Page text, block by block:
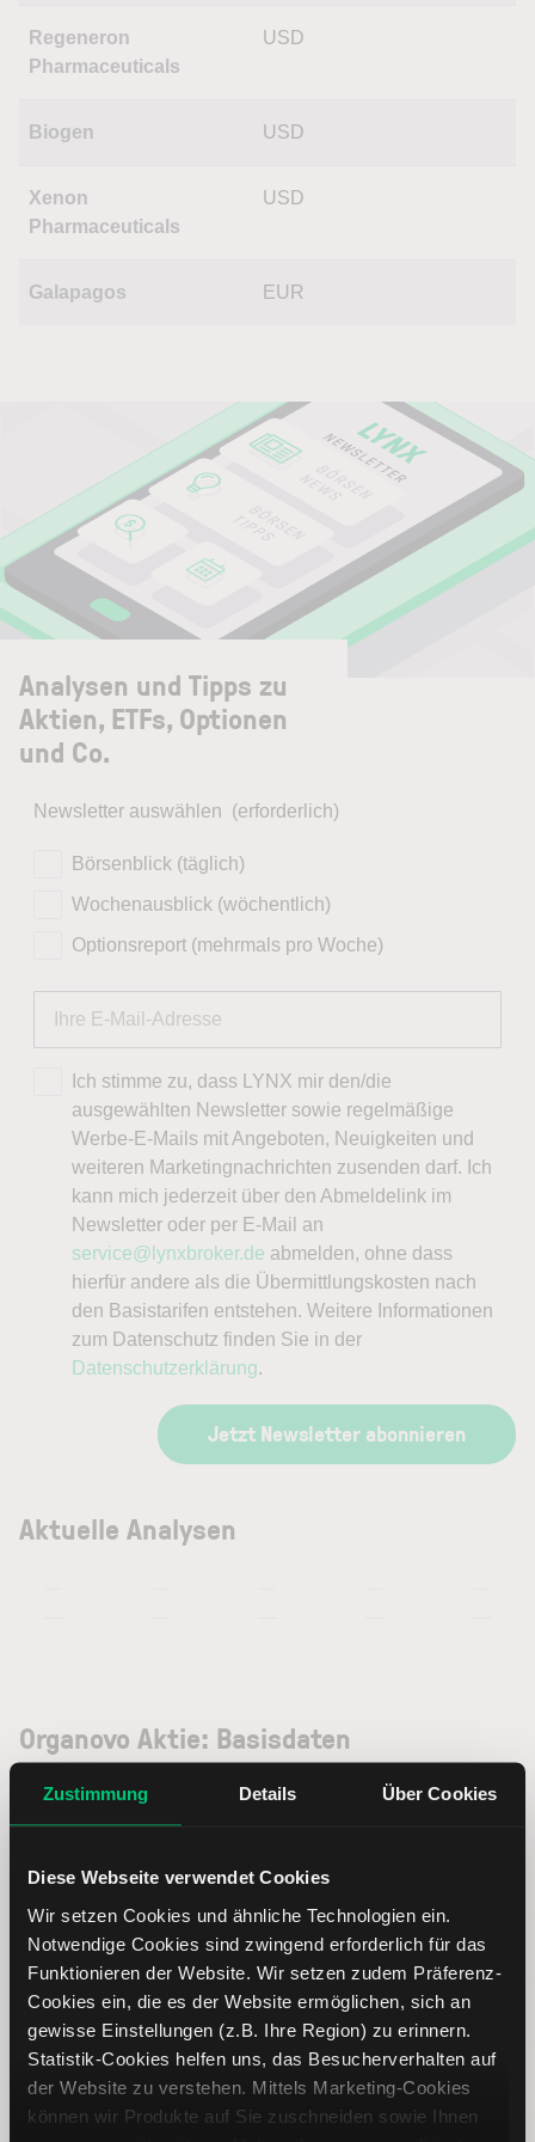
Zustimmung Details Über Cookies
Diese Webseite verwendet Cookies
Wir setzen Cookies und ähnliche Technologien ein.
Notwendige Cookies sind zwingend erforderlich für das
Funktionieren der Website. Wir setzen zudem Präferenz-
Cookies ein, die es der Website ermöglichen, sich an
gewisse Einstellungen (z.B. Ihre Region) zu erinnern.
Statistik-Cookies helfen uns, das Besucherverhalten auf
der Website zu verstehen. Mittels Marketing-Cookies
können wir Produkte auf Sie zuschneiden sowie Ihnen
Regeneron
Pharmaceuticals
USD
Biogen USD
Xenon
Pharmaceuticals
USD
Galapagos EUR
Analysen und Tipps zu
Aktien, ETFs, Optionen
und Co.
Newsletter auswählen (erforderlich)
Börsenblick (täglich)
Wochenausblick (wöchentlich)
Optionsreport (mehrmals pro Woche)
Ich stimme zu, dass LYNX mir den/die
ausgewählten Newsletter sowie regelmäßige
Werbe-E-Mails mit Angeboten, Neuigkeiten und
weiteren Marketingnachrichten zusenden darf. Ich
kann mich jederzeit über den Abmeldelink im
Newsletter oder per E-Mail an
service@lynxbroker.de abmelden, ohne dass
hierfür andere als die Übermittlungskosten nach
den Basistarifen entstehen. Weitere Informationen
zum Datenschutz finden Sie in der
Datenschutzerklärung.
Jetzt Newsletter abonnieren
Aktuelle Analysen
Organovo Aktie: Basisdaten
Symbol ONVO
Typ Aktie
Währung USD
Land Vereinigte Staaten von Amerika